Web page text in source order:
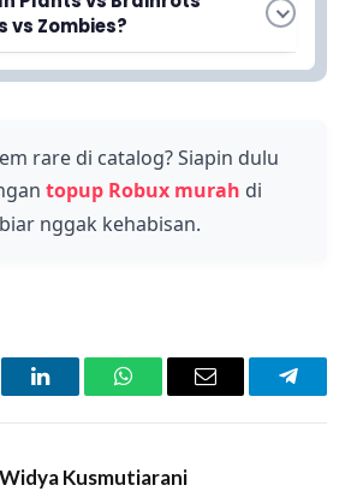
dalam game, kemudian
dan item bonus akan
ke inventori kamu.
Terbaru dan Cara
vs Zombies?
menggabungkan konsep
a Garden dan Steal a
pengalaman bermain
berbeda.
rare di catalog? Siapin dulu
topup Robux murah di
nggak kehabisan.
LinkedInWhatsAppEmail
Kusmutiarani